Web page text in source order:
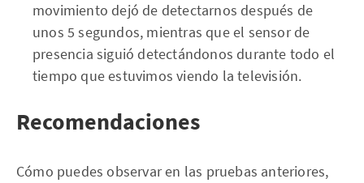
movimiento dejó de detectarnos después de
unos 5 segundos, mientras que el sensor de
presencia siguió detectándonos durante todo el
tiempo que estuvimos viendo la televisión.
Recomendaciones
Cómo puedes observar en las pruebas anteriores,